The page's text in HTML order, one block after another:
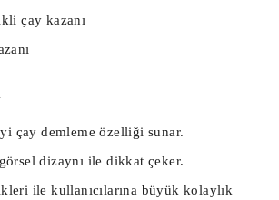
çay kazanı
çay demleme özelliği sunar.
görsel dizaynı ile dikkat çeker.
ile kullanıcılarına büyük kolaylık